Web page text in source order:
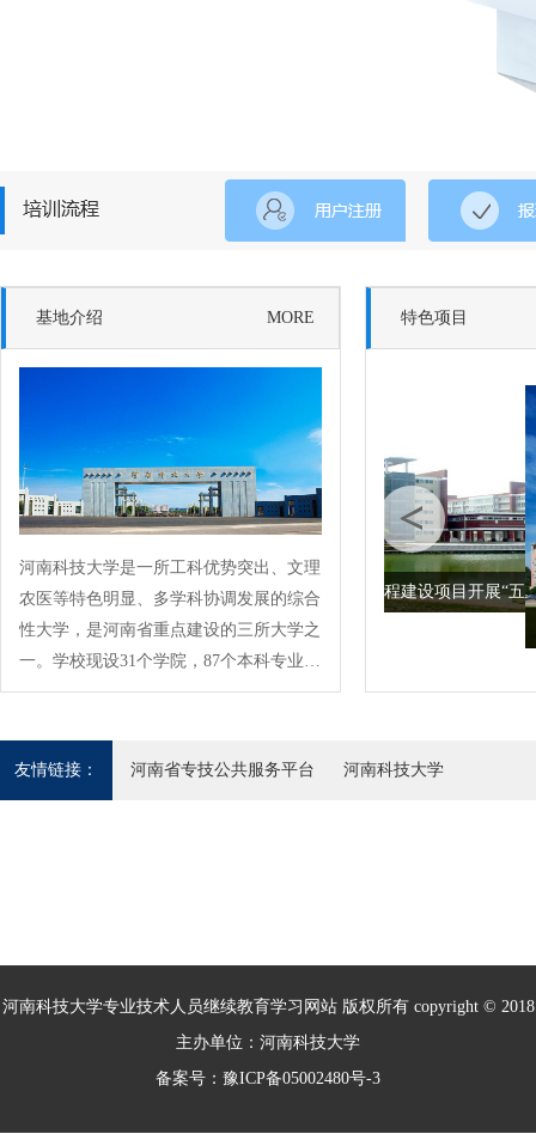
基地介绍 MORE
河南科技大学是一所工科优势突出、文理
农医等特色明显、多学科协调发展的综合
性大学，是河南省重点建设的三所大学之
一。学校现设31个学院，87个本科专业；
3个博士学位授权一级学科，12个博士学
特色项目
河南省重点工程建设项目开展“五
友情链接： 河南省专技公共服务平台 河南科技大学
河南科技大学专业技术人员继续教育学习网站 版权所有 copyright © 2018
主办单位：河南科技大学
备案号：豫ICP备05002480号-3